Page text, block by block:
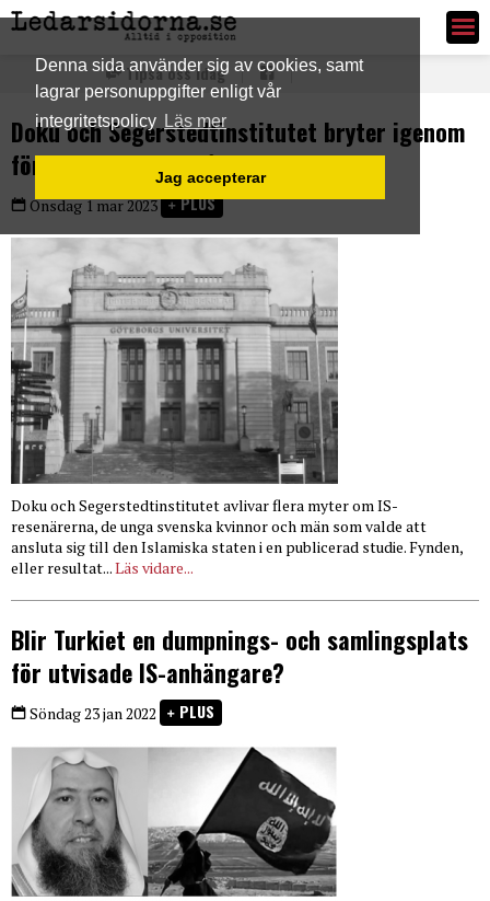
Denna sida använder sig av cookies, samt
lagrar personuppgifter enligt vår
integritetspolicy Läs mer
Jag accepterar
Ledarsidorna.se
Tipsa oss idag
Doku och Segerstedtinstitutet bryter igenom
för att kunna förstå radikalisering
Onsdag 1 mar 2023 PLUS
Doku och Segerstedtinstitutet avlivar flera myter om IS-
resenärerna, de unga svenska kvinnor och män som valde att
ansluta sig till den Islamiska staten i en publicerad studie. Fynden,
eller resultat...Läs vidare...
Blir Turkiet en dumpnings- och samlingsplats
för utvisade IS-anhängare?
Söndag 23 jan 2022 PLUS